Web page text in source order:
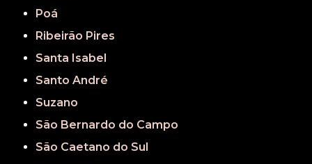
Poá
Ribeirão Pires
Santa Isabel
Santo André
Suzano
São Bernardo do Campo
São Caetano do Sul